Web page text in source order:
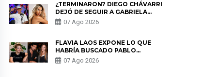
¿TERMINARON? DIEGO CHÁVARRI
DEJÓ DE SEGUIR A GABRIELA
HERRERA Y ANUNCIA SU SALIDA
DE PÓDCAST
07 Ago 2026
FLAVIA LAOS EXPONE LO QUE
HABRÍA BUSCADO PABLO
HEREDIA CON ALE FULLER: “UNA
DE LAS PARTES QUERÍA EL
07 Ago 2026